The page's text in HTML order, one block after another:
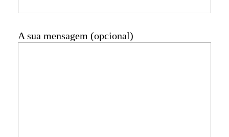
A sua mensagem (opcional)